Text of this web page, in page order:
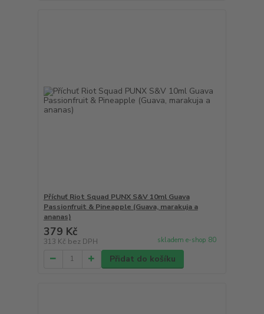
Příchuť Riot Squad PUNX S&V 10ml Guava
Passionfruit & Pineapple (Guava, marakuja a
ananas)
379 Kč
313 Kč bez DPH skladem e-shop 80
Přidat do košíku